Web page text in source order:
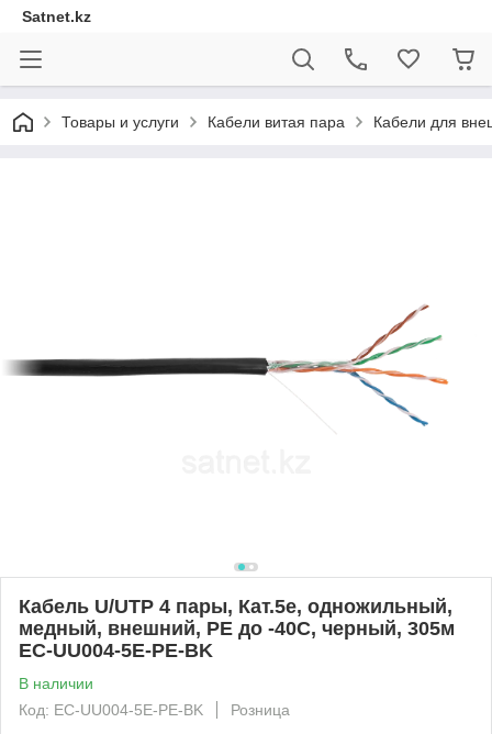
Satnet.kz
Товары и услуги Кабели витая пара Кабели для
Кабель U/UTP 4 пары, Кат.5e, одножильный,
медный, внешний, PE до -40C, черный, 305м
EC-UU004-5E-PE-BK
В наличии
Код: EC-UU004-5E-PE-BK
Розница